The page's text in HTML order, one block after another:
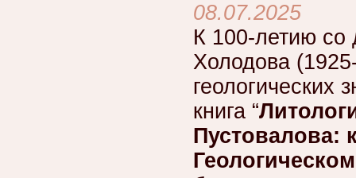
08.07.2025
К 100-летию
Холодова
геологических
книга “
Пустовалова: